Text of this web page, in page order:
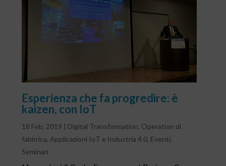
Esperienza che fa progredire: è
kaizen, con IoT
18 Feb, 2019 | Digital Transformation, Operation di
fabbrica, Applicazioni IoT e Industria 4.0, Eventi,
Seminari